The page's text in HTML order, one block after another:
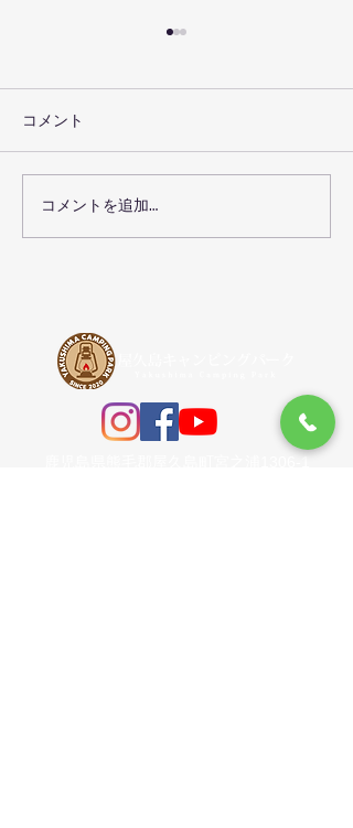
手ぶらで楽しめるキャン
プセットプラン
コメント
コメントを追加…